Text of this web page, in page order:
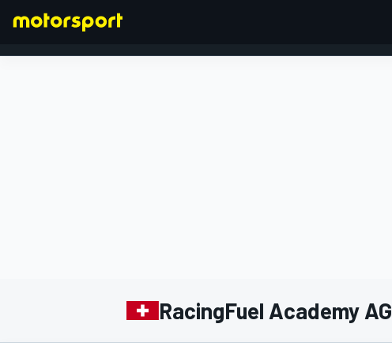
RacingFuel Academy AG